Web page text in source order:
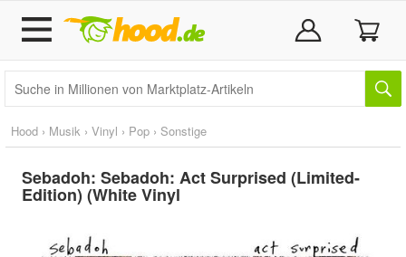
Hood › Musik › Vinyl › Pop › Sonstige
Sebadoh: Sebadoh: Act Surprised (Limited-
Edition) (White Vinyl